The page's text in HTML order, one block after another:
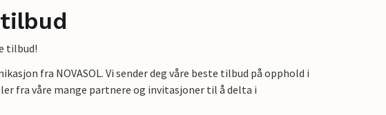
tilbud!
fra NOVASOL. Vi sender deg våre beste tilbud på opphold i
fra våre mange partnere og invitasjoner til å delta i